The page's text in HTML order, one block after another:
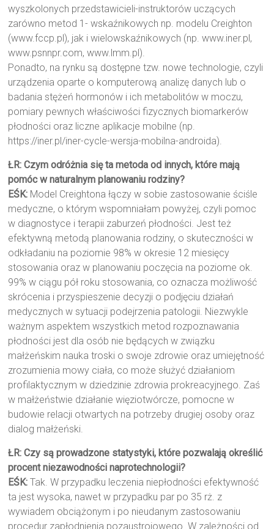
wyszkolonych przedstawicieli-instruktorów uczących
zarówno metod 1- wskaźnikowych np. modelu Creighton
(www.fccp.pl), jak i wielowskaźnikowych (np. www.iner.pl,
www.psnnpr.com, www.lmm.pl).
Ponadto, na rynku są dostępne tzw. nowe technologie, czyli
urządzenia oparte o komputerową analizę danych lub o
badania stężeń hormonów i ich metabolitów w moczu,
pomiary pewnych właściwości fizycznych biomarkerów
płodności oraz liczne aplikacje mobilne (np.
https://iner.pl/iner-cycle-wersja-mobilna-androida).
ŁR: Czym odróżnia się ta metoda od innych, które mają
pomóc w naturalnym planowaniu rodziny?
EŚK: Model Creightona łączy w sobie zastosowanie ściśle
medyczne, o którym wspomniałam powyżej, czyli pomoc
w diagnostyce i terapii zaburzeń płodności. Jest też
efektywną metodą planowania rodziny, o skuteczności w
odkładaniu na poziomie 98% w okresie 12 miesięcy
stosowania oraz w planowaniu poczęcia na poziome ok.
99% w ciągu pół roku stosowania, co oznacza możliwość
skrócenia i przyspieszenie decyzji o podjęciu działań
medycznych w sytuacji podejrzenia patologii. Niezwykle
ważnym aspektem wszystkich metod rozpoznawania
płodności jest dla osób nie będących w związku
małżeńskim nauka troski o swoje zdrowie oraz umiejętność
zrozumienia mowy ciała, co może służyć działaniom
profilaktycznym w dziedzinie zdrowia prokreacyjnego. Zaś
w małżeństwie działanie więziotwórcze, pomocne w
budowie relacji otwartych na potrzeby drugiej osoby oraz
dialog małżeński.
ŁR: Czy są prowadzone statystyki, które pozwalają określić
procent niezawodności naprotechnologii?
EŚK: Tak. W przypadku leczenia niepłodności efektywność
ta jest wysoka, nawet w przypadku par po 35 rż. z
wywiadem obciążonym i po nieudanym zastosowaniu
procedur zapłodnienia pozaustrojowego. W zależności od